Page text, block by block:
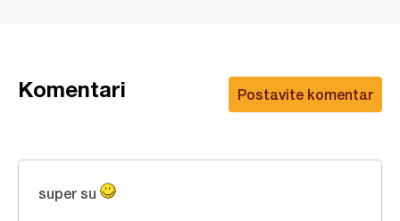
Postavite komentar
Komentari
super su